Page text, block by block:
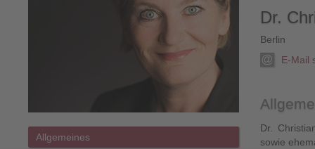
Allgemeines
Dr.
Berlin
E-Mail
Dr.
sowie